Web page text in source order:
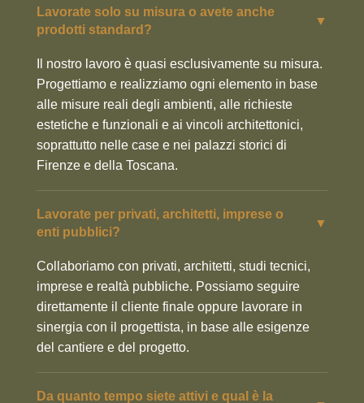
Lavorate solo su misura o avete anche
prodotti standard?
▼
Il nostro lavoro è quasi esclusivamente su misura.
Progettiamo e realizziamo ogni elemento in base
alle misure reali degli ambienti, alle richieste
estetiche e funzionali e ai vincoli architettonici,
soprattutto nelle case e nei palazzi storici di
Firenze e della Toscana.
Lavorate per privati, architetti, imprese o
enti pubblici?
▼
Collaboriamo con privati, architetti, studi tecnici,
imprese e realtà pubbliche. Possiamo seguire
direttamente il cliente finale oppure lavorare in
sinergia con il progettista, in base alle esigenze
del cantiere e del progetto.
Da quanto tempo siete attivi e qual è la